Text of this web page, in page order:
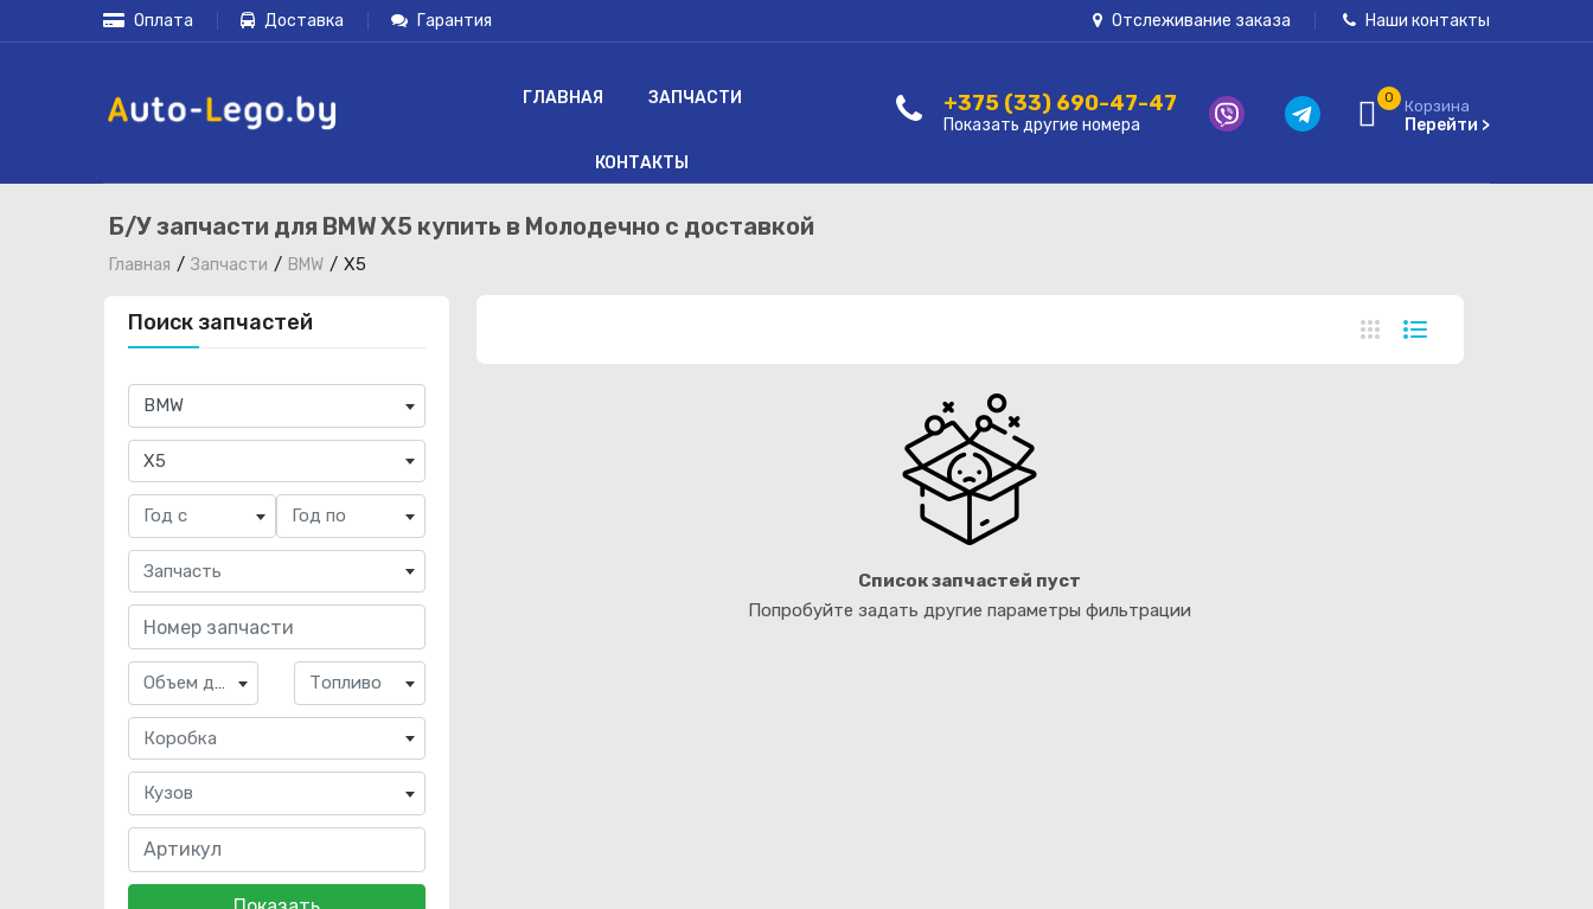
Оплата Доставка Гарантия Отслеживание заказа Наши контакты
ГЛАВНАЯ ЗАПЧАСТИ
КОНТАКТЫ
+375 (33) 690-47-47
Показать другие номера
0 Корзина
Перейти >
Б/У запчасти для BMW X5 купить в Молодечно с доставкой
Главная Запчасти BMW X5
Поиск запчастей
×
BMW
×
X5
Год с Год по
Запчасть
Объем двигателя Топливо
Коробка
Кузов
Список запчастей пуст
Попробуйте задать другие параметры фильтрации